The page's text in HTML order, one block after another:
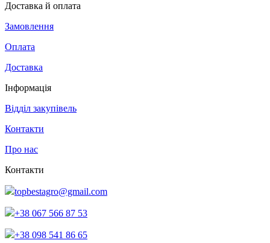
Доставка й оплата
Замовлення
Оплата
Доставка
Інформація
Відділ закупівель
Контакти
Про нас
Контакти
topbestagro@gmail.com
+38 067 566 87 53
+38 098 541 86 65